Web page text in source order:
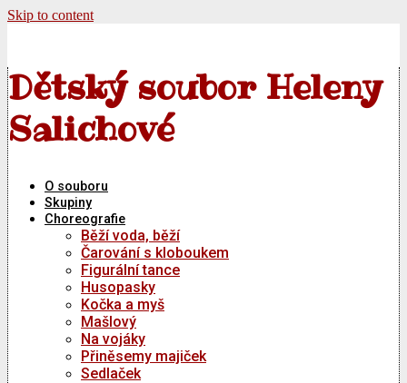
Skip to content
Dětský soubor Heleny
Salichové
O souboru
Skupiny
Choreografie
Běží voda, běží
Čarování s kloboukem
Figurální tance
Husopasky
Kočka a myš
Mašlový
Na vojáky
Přiněsemy majiček
Sedlaček